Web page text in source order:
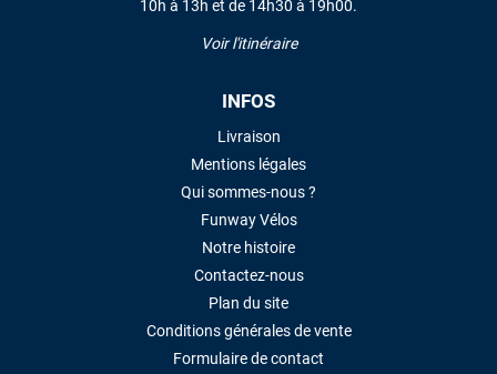
10h à 13h et de 14h30 à 19h00.
Voir l'itinéraire
INFOS
Livraison
Mentions légales
Qui sommes-nous ?
Funway Vélos
Notre histoire
Contactez-nous
Plan du site
Conditions générales de vente
Formulaire de contact